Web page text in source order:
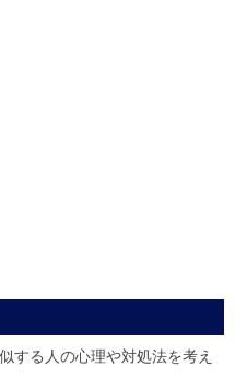
する人の心理や対処法を考え